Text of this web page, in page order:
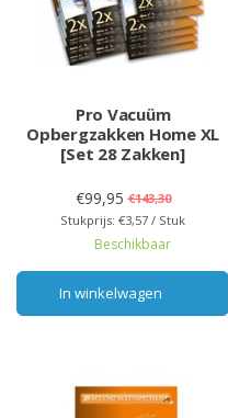
Pro Vacuüm
Opbergzakken Home XL
[Set 28 Zakken]
€99,95 €143,30
Stukprijs: €3,57 / Stuk
Beschikbaar
In winkelwagen